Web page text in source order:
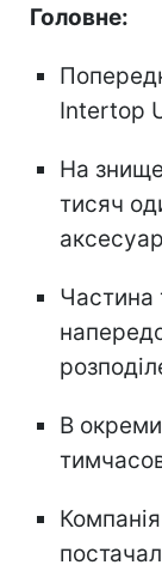
Головне:
Intertop
На
тисяч
Частина
В